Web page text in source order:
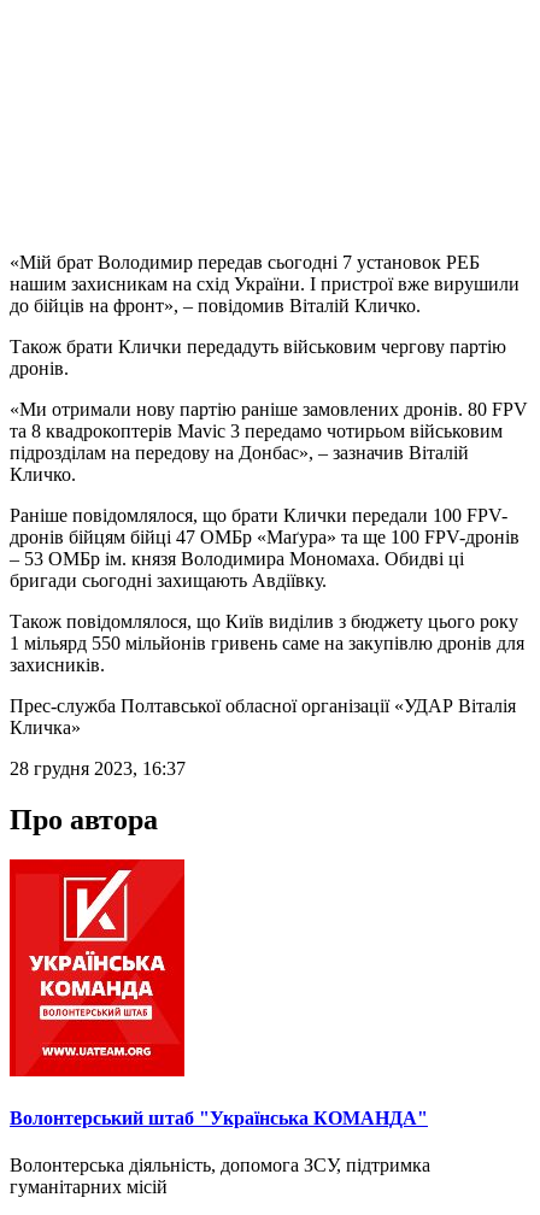
«Мій брат Володимир передав сьогодні 7 установок РЕБ
нашим захисникам на схід України. І пристрої вже вирушили
до бійців на фронт», – повідомив Віталій Кличко.
Також брати Клички передадуть військовим чергову партію
дронів.
«Ми отримали нову партію раніше замовлених дронів. 80 FPV
та 8 квадрокоптерів Mavic 3 передамо чотирьом військовим
підрозділам на передову на Донбас», – зазначив Віталій
Кличко.
Раніше повідомлялося, що брати Клички передали 100 FPV-
дронів бійцям бійці 47 ОМБр «Маґура» та ще 100 FPV-дронів
– 53 ОМБр ім. князя Володимира Мономаха. Обидві ці
бригади сьогодні захищають Авдіївку.
Також повідомлялося, що Київ виділив з бюджету цього року
1 мільярд 550 мільйонів гривень саме на закупівлю дронів для
захисників.
Прес-служба Полтавської обласної організації «УДАР Віталія
Кличка»
28 грудня 2023, 16:37
Про автора
Волонтерський штаб "Українська КОМАНДА"
Волонтерська діяльність, допомога ЗСУ, підтримка
гуманітарних місій